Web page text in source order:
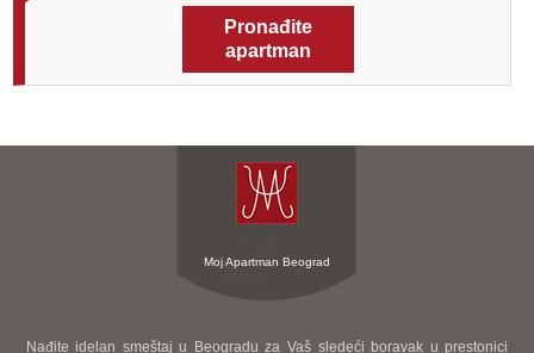
Pronađite
apartman
Moj Apartman Beograd
Nađite idelan smeštaj u Beogradu za Vaš sledeći boravak u prestonici